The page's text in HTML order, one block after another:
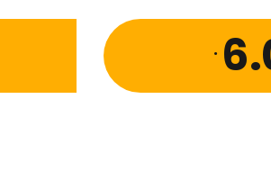
.